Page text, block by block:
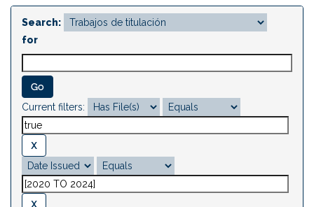
Search:
for
Current filters: